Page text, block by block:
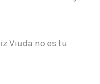
Viuda no es tu